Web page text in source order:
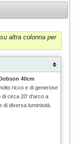
altra colonna per
40cm
ricco e di generose
di circa 20' d'arco a
di diversa luminisità.